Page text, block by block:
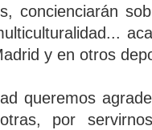
concienciarán
y en otros
queremos
por